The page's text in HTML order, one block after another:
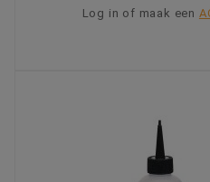
Log in of maak een